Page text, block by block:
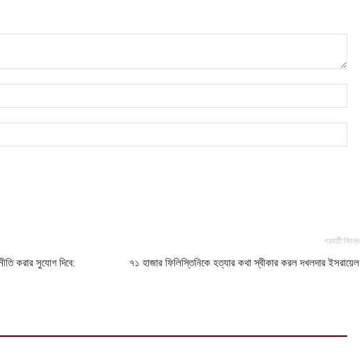
করার সুযোগ দিবে:
পরবর্তী নিবন্ধ
৭১ হাজার ফিলিস্তিনিকে হত্যার কথা স্বীকার করল দখলদার ইসরায়েল